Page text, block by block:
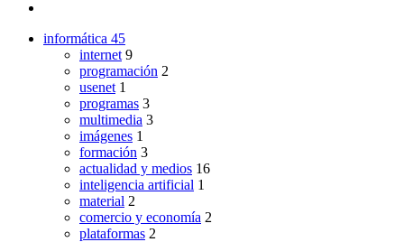
informática 45
internet 9
programación 2
usenet 1
programas 3
multimedia 3
imágenes 1
formación 3
actualidad y medios 16
inteligencia artificial 1
material 2
comercio y economía 2
plataformas 2